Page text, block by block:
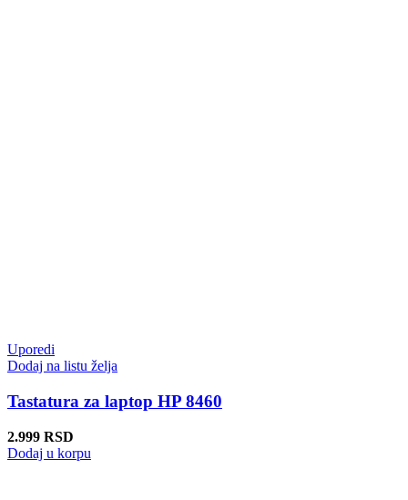
Uporedi
Dodaj na listu želja
Tastatura za laptop HP 8460
2.999 RSD
Dodaj u korpu